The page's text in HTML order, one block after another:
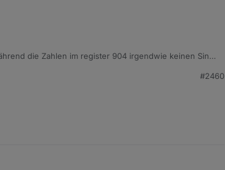
die Zahlen im register 904 irgendwie keinen Sinn
#2460